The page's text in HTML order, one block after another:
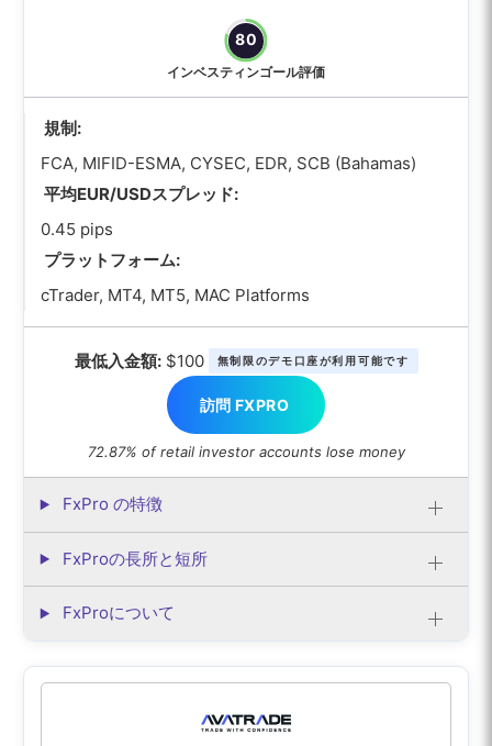
80
インベスティンゴール評価
規制:
FCA, MIFID-ESMA, CYSEC, EDR, SCB (Bahamas)
平均EUR/USDスプレッド:
0.45 pips
プラットフォーム:
cTrader, MT4, MT5, MAC Platforms
最低入金額:$100 無制限のデモ口座が利用可能です
訪問 FXPRO
72.87% of retail investor accounts lose money
FxPro の特徴
FxProの長所と短所
FxProについて